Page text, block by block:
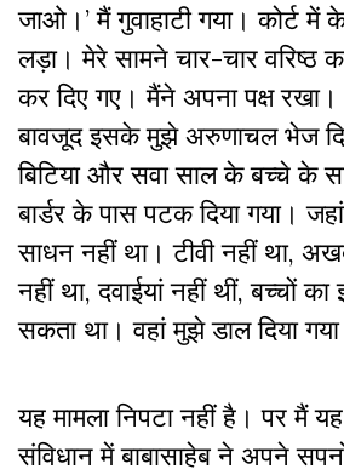
जाओ।’ मैं गुवाहाटी गया। कोर्ट
लड़ा। मेरे सामने चार-चार
कर दिए गए। मैंने अपना पक्ष रखा।
बावजूद इसके मुझे अरुणाचल भेज
बिटिया और सवा साल के बच्चे के
बार्डर के पास पटक दिया गया।
साधन नहीं था। टीवी नहीं था,
नहीं था, दवाईयां नहीं थीं, बच्चों
सकता था। वहां मुझे डाल दिया
यह मामला निपटा नहीं है। पर मैं
संविधान में बाबासाहेब ने अपने